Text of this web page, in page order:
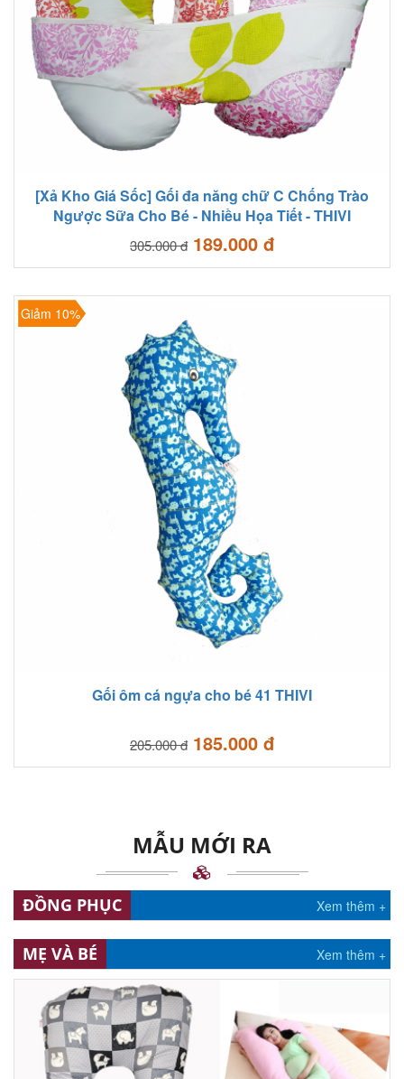
[Xả Kho Giá Sốc] Gối đa năng chữ C Chống Trào
Ngược Sữa Cho Bé - Nhiều Họa Tiết - THIVI
305.000 đ189.000 đ
Giảm 10%
Gối ôm cá ngựa cho bé 41 THIVI
205.000 đ185.000 đ
MẪU MỚI RA
ĐỒNG PHỤC Xem thêm +
MẸ VÀ BÉ Xem thêm +